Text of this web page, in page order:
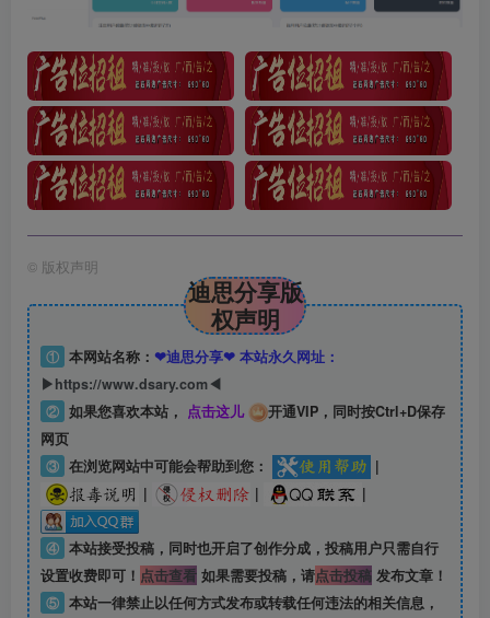
© 版权声明
迪思分享版
权声明
① 本网站名称： ❤迪思分享❤ 本站永久网址：
▶https://www.dsary.com◀
② 如果您喜欢本站， 点击这儿
开通VIP，同时按Ctrl+D保存
网页
③ 在浏览网站中可能会帮助到您：
|
|
| |
④ 本站接受投稿，同时也开启了创作分成，投稿用户只需自行
设置收费即可！ 点击查看如果需要投稿，请点击投稿发布文章！
⑤ 本站一律禁止以任何方式发布或转载任何违法的相关信息，